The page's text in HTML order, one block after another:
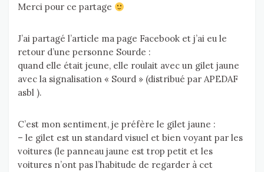
Merci pour ce partage
J’ai partagé l’article ma page Facebook et j’ai eu le
retour d’une personne Sourde :
quand elle était jeune, elle roulait avec un gilet jaune
avec la signalisation « Sourd » (distribué par APEDAF
asbl ).
C’est mon sentiment, je préfère le gilet jaune :
– le gilet est un standard visuel et bien voyant par les
voitures (le panneau jaune est trop petit et les
voitures n’ont pas l’habitude de regarder à cet